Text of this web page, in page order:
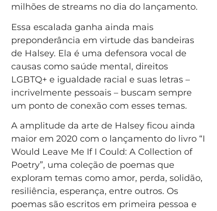
milhões de streams no dia do lançamento.
Essa escalada ganha ainda mais
preponderância em virtude das bandeiras
de Halsey. Ela é uma defensora vocal de
causas como saúde mental, direitos
LGBTQ+ e igualdade racial e suas letras –
incrivelmente pessoais – buscam sempre
um ponto de conexão com esses temas.
A amplitude da arte de Halsey ficou ainda
maior em 2020 com o lançamento do livro “I
Would Leave Me If I Could: A Collection of
Poetry”, uma coleção de poemas que
exploram temas como amor, perda, solidão,
resiliência, esperança, entre outros. Os
poemas são escritos em primeira pessoa e